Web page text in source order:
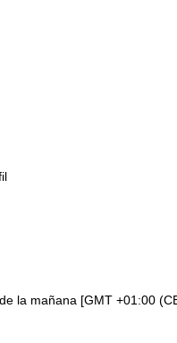
la mañana [GMT +01:00